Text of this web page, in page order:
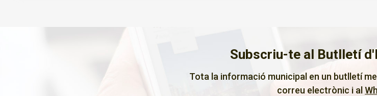
Subscriu-te al Butlletí
Tota la informació municipal en un butlletí
correu electrònic i al